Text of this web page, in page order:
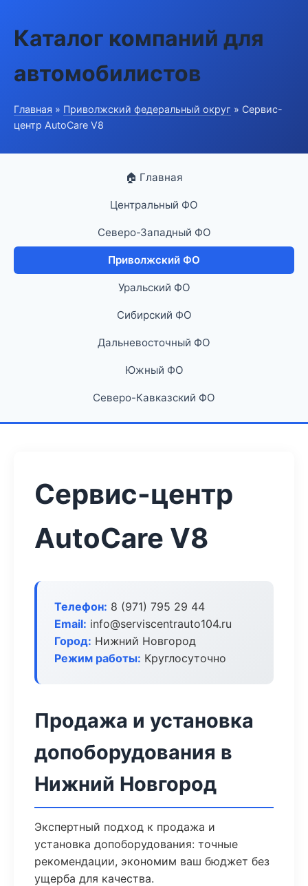
Каталог компаний для
автомобилистов
Главная » Приволжский федеральный округ » Сервис-
центр AutoCare V8
🏠 Главная
Центральный ФО
Северо-Западный ФО
Приволжский ФО
Уральский ФО
Сибирский ФО
Дальневосточный ФО
Южный ФО
Северо-Кавказский ФО
Сервис-центр
AutoCare V8
Телефон: 8 (971) 795 29 44
Email: info@serviscentrauto104.ru
Город: Нижний Новгород
Режим работы: Круглосуточно
Продажа и установка
допоборудования в
Нижний Новгород
Экспертный подход к продажа и
установка допоборудования: точные
рекомендации, экономим ваш бюджет без
ущерба для качества.